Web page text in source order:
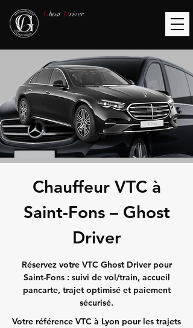
Ghost Driver
Chauffeur VTC à
Saint-Fons – Ghost
Driver
Réservez votre VTC Ghost Driver pour
Saint-Fons : suivi de vol/train, accueil
pancarte, trajet optimisé et paiement
sécurisé.
Votre référence VTC à Lyon pour les trajets